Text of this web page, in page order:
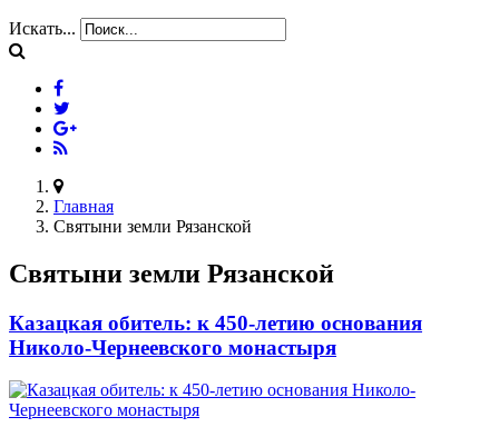
Искать...
Главная
Святыни земли Рязанской
Святыни земли Рязанской
Казацкая обитель: к 450-летию основания
Николо-Чернеевского монастыря